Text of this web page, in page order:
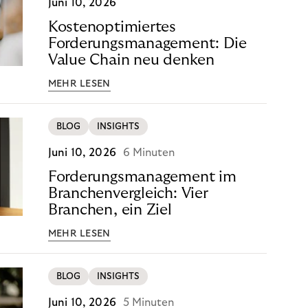
Juni 10, 2026
Kostenoptimiertes
Forderungsmanagement: Die
Value Chain neu denken
MEHR LESEN
BLOG INSIGHTS
Juni 10, 2026 6 Minuten
Forderungsmanagement im
Branchenvergleich: Vier
Branchen, ein Ziel
MEHR LESEN
BLOG INSIGHTS
Juni 10, 2026 5 Minuten